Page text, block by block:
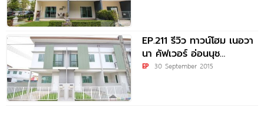
EP.211 รีวิว ทาวน์โฮม เนอวา
นา คัฟเวอร์ อ่อนนุช
Nirvana Cover On-nut
EP 30 September 2015